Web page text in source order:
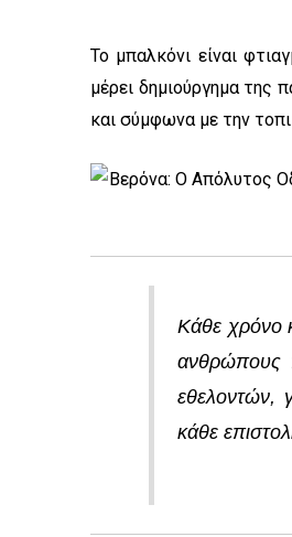
Το μπαλκόνι είναι
μέρει δημιούργημα της
και σύμφωνα με την
Κάθε χρόνο
ανθρώπους
εθελοντών,
κάθε